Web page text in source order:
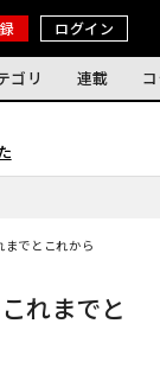
ログイン
ゴリ 連載
までとこれから
れまでと